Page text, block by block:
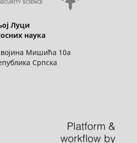
Луци
наука
Мишића 10а
Српска